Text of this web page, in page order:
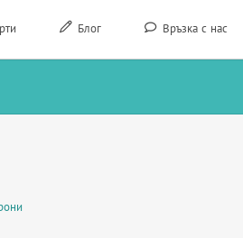
Блог Връзка с нас